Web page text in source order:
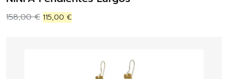
158,00€ 115,00 €